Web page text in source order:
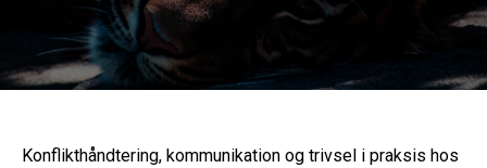
Konflikthåndtering, kommunikation og trivsel i praksis hos